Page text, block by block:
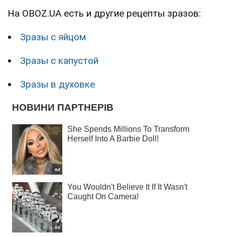
На OBOZ.UA есть и другие рецепты зразов:
Зразы с яйцом
Зразы с капустой
Зразы в духовке